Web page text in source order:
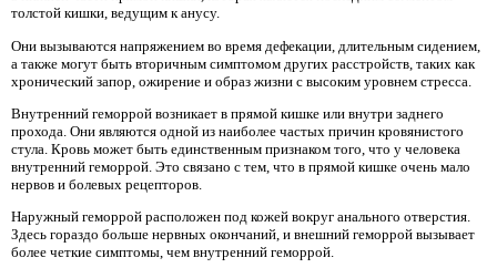
толстой кишки, ведущим к анусу.
Они вызываются напряжением во время дефекации, длительным сидением,
а также могут быть вторичным симптомом других расстройств, таких как
хронический запор, ожирение и образ жизни с высоким уровнем стресса.
Внутренний геморрой возникает в прямой кишке или внутри заднего
прохода. Они являются одной из наиболее частых причин кровянистого
стула. Кровь может быть единственным признаком того, что у человека
внутренний геморрой. Это связано с тем, что в прямой кишке очень мало
нервов и болевых рецепторов.
Наружный геморрой расположен под кожей вокруг анального отверстия.
Здесь гораздо больше нервных окончаний, и внешний геморрой вызывает
более четкие симптомы, чем внутренний геморрой.